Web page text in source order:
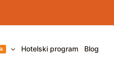
Hotelski program Blog